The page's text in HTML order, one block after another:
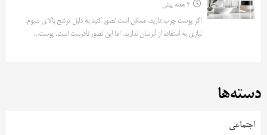
2 هفته پیش
اگر پوست چرب دارید، ممکن است تصور کنید به دلیل ترشح بالای سبوم،
نیازی به استفاده از آبرسان ندارید. اما این تصور نادرست است. پوست...
دسته‌ها
اجتماعی